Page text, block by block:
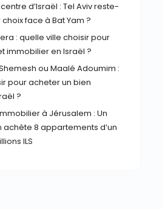
d’Israël : Tel Aviv reste-
face à Bat Yam ?
: quelle ville choisir pour
immobilier en Israël ?
ou Maalé Adoumim :
pour acheter un bien
?
à Jérusalem : Un
8 appartements d’un
ILS